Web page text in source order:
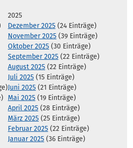
2025
Dezember 2025 (24 Einträge)
November 2025 (39 Einträge)
Oktober 2025 (30 Einträge)
September 2025 (22 Einträge)
August 2025 (22 Einträge)
Juli 2025 (15 Einträge)
Juni 2025 (21 Einträge)
Mai 2025 (19 Einträge)
April 2025 (28 Einträge)
März 2025 (25 Einträge)
Februar 2025 (22 Einträge)
Januar 2025 (36 Einträge)